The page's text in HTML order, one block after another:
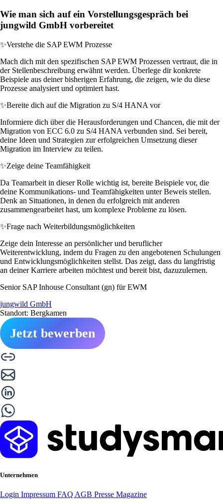
Wie man sich auf ein Vorstellungsgespräch bei
jungwild GmbH vorbereitet
✨Verstehe die SAP EWM Prozesse
Mach dich mit den spezifischen SAP EWM Prozessen vertraut, die in
der Stellenbeschreibung erwähnt werden. Überlege dir konkrete
Beispiele aus deiner bisherigen Erfahrung, die zeigen, wie du diese
Prozesse analysiert und optimiert hast.
✨Bereite dich auf die Migration zu S/4 HANA vor
Informiere dich über die Herausforderungen und Chancen, die mit der
Migration von ECC 6.0 zu S/4 HANA verbunden sind. Sei bereit,
deine Ideen und Strategien zur erfolgreichen Umsetzung dieser
Migration im Interview zu teilen.
✨Zeige deine Teamfähigkeit
Da Teamarbeit in dieser Rolle wichtig ist, bereite Beispiele vor, die
deine Kommunikations- und Teamfähigkeiten unter Beweis stellen.
Denk an Situationen, in denen du erfolgreich mit anderen
zusammengearbeitet hast, um komplexe Probleme zu lösen.
✨Frage nach Weiterbildungsmöglichkeiten
Zeige dein Interesse an persönlicher und beruflicher
Weiterentwicklung, indem du Fragen zu den angebotenen Schulungen
und Entwicklungsmöglichkeiten stellst. Das zeigt, dass du langfristig
an deiner Karriere arbeiten möchtest und bereit bist, dazuzulernen.
Senior SAP Inhouse Consultant (gn) für EWM
jungwild GmbH
Standort: Bergkamen
Jetzt bewerben
Unternehmen
Login Impressum FAQ AGB Presse Magazine